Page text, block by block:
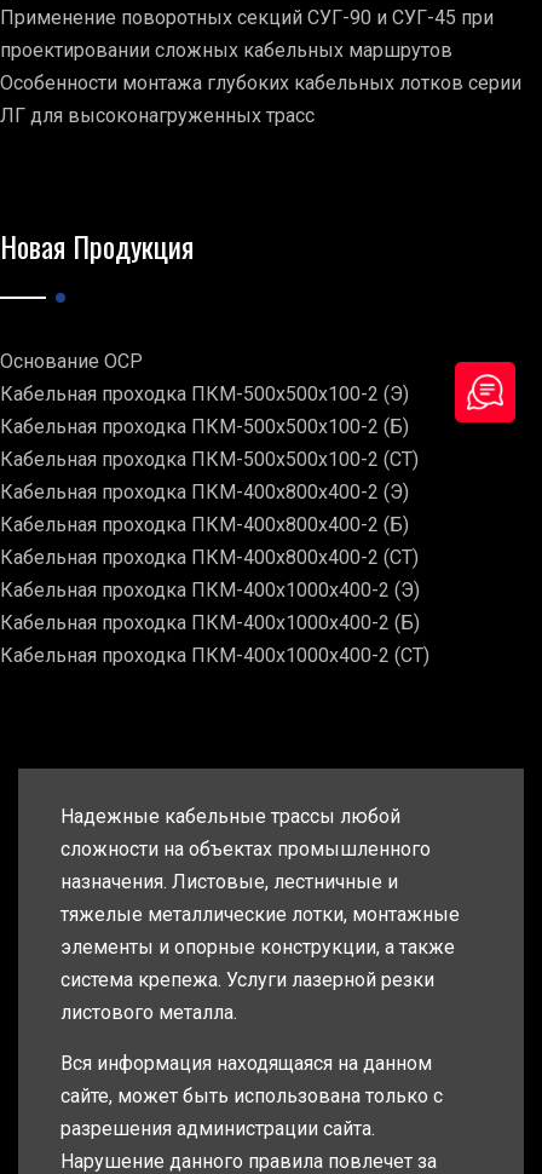
Применение поворотных секций СУГ-90 и СУГ-45 при
проектировании сложных кабельных маршрутов
Особенности монтажа глубоких кабельных лотков серии
ЛГ для высоконагруженных трасс
Новая Продукция
Основание ОСР
Кабельная проходка ПКМ-500х500х100-2 (Э)
Кабельная проходка ПКМ-500х500х100-2 (Б)
Кабельная проходка ПКМ-500х500х100-2 (СТ)
Кабельная проходка ПКМ-400х800х400-2 (Э)
Кабельная проходка ПКМ-400х800х400-2 (Б)
Кабельная проходка ПКМ-400х800х400-2 (СТ)
Кабельная проходка ПКМ-400х1000х400-2 (Э)
Кабельная проходка ПКМ-400х1000х400-2 (Б)
Кабельная проходка ПКМ-400х1000х400-2 (СТ)
Надежные кабельные трассы любой
сложности на объектах промышленного
назначения. Листовые, лестничные и
тяжелые металлические лотки, монтажные
элементы и опорные конструкции, а также
система крепежа. Услуги лазерной резки
листового металла.
Вся информация находящаяся на данном
сайте, может быть использована только с
разрешения администрации сайта.
Нарушение данного правила повлечет за